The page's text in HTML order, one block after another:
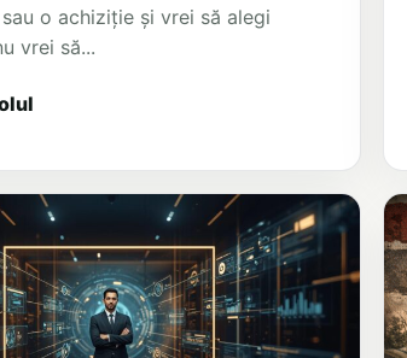
o achiziție și vrei să alegi
vrei să...